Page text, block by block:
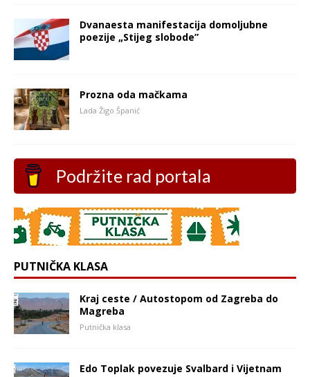
Dvanaesta manifestacija domoljubne
poezije „Stijeg slobode”
Prozna oda mačkama
Lada Žigo Španić
Podržite rad portala
PUTNIČKA KLASA
Kraj ceste / Autostopom od Zagreba do
Magreba
Putnička klasa
Edo Toplak povezuje Svalbard i Vijetnam